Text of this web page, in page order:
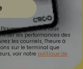
analyse le taux
les performances des
les courriels, l'heure à
sur le terminal que
voir notre politique de